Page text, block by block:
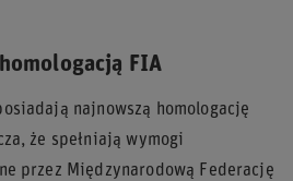
FIA
najnowszą homologację
że spełniają wymogi
przez Międzynarodową Federację